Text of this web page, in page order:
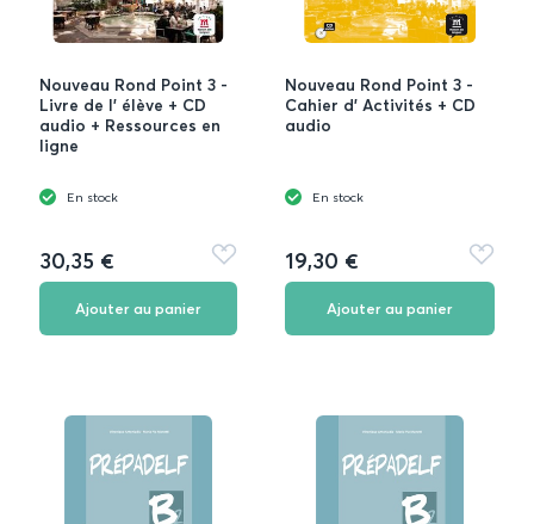
Nouveau Rond Point 3 -
Livre de l' élève + CD
audio + Ressources en
ligne
En stock
30,35 €
Ajouter
aux
Ajouter au panier
Nouveau Rond Point 3 -
Cahier d' Activités + CD
audio
En stock
19,30 €
Ajouter
aux
Ajouter au panier